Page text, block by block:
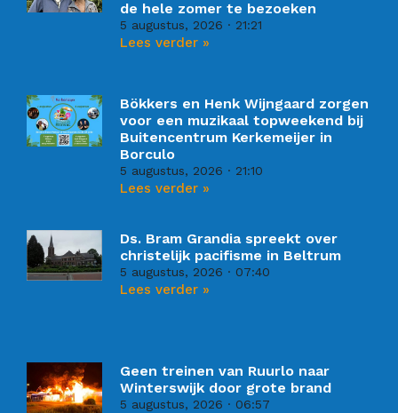
de hele zomer te bezoeken
5 augustus, 2026 21:21
Lees verder »
Bökkers en Henk Wijngaard zorgen
voor een muzikaal topweekend bij
Buitencentrum Kerkemeijer in
Borculo
5 augustus, 2026 21:10
Lees verder »
Ds. Bram Grandia spreekt over
christelijk pacifisme in Beltrum
5 augustus, 2026 07:40
Lees verder »
Geen treinen van Ruurlo naar
Winterswijk door grote brand
5 augustus, 2026 06:57